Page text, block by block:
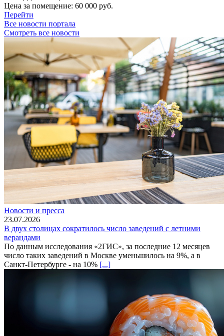
Цена за помещение: 60 000 руб.
Перейти
Все новости портала
Смотреть все новости
Новости и пресса
23.07.2026
В двух столицах сократилось число заведений с летними
верандами
По данным исследования «2ГИС», за последние 12 месяцев
число таких заведений в Москве уменьшилось на 9%, а в
Санкт-Петербурге - на 10% [...]